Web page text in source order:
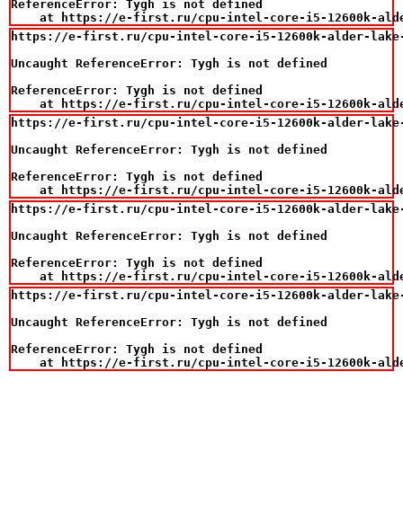
ReferenceError: Tygh is not defined
at https://e-first.ru/cpu-intel-core-i5-12600k-
https://e-first.ru/cpu-intel-core-i5-12600k-alder-lake-
Uncaught ReferenceError: Tygh is not defined
ReferenceError: Tygh is not defined
at https://e-first.ru/cpu-intel-core-i5-12600k-
https://e-first.ru/cpu-intel-core-i5-12600k-alder-lake-
Uncaught ReferenceError: Tygh is not defined
ReferenceError: Tygh is not defined
at https://e-first.ru/cpu-intel-core-i5-12600k-
https://e-first.ru/cpu-intel-core-i5-12600k-alder-lake-
Uncaught ReferenceError: Tygh is not defined
ReferenceError: Tygh is not defined
at https://e-first.ru/cpu-intel-core-i5-12600k-
https://e-first.ru/cpu-intel-core-i5-12600k-alder-lake-
Uncaught ReferenceError: Tygh is not defined
ReferenceError: Tygh is not defined
at https://e-first.ru/cpu-intel-core-i5-12600k-